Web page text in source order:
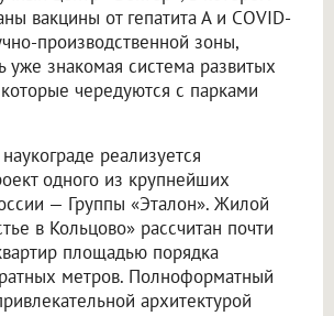
вакцины от гепатита А и COVID-
производственной зоны,
уже знакомая система развитых
чередуются с парками
реализуется
одного из крупнейших
— Группы «Эталон». Жилой
в Кольцово» рассчитан почти
площадью порядка
метров. Полноформатный
архитектурой